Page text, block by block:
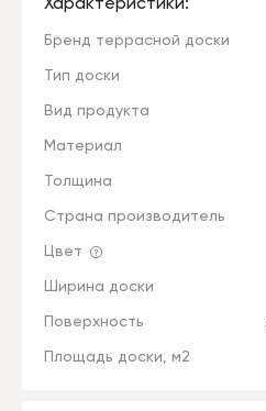
Характеристики:
Бренд террасной доски
Тип доски
Вид продукта
Материал
Толщина
Страна производитель
Цвет
Ширина доски
Поверхность
Площадь доски, м2